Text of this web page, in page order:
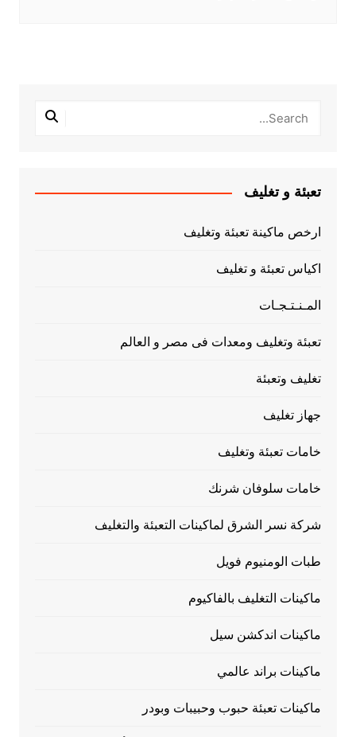
تعبئة و تغليف
ارخص ماكينة تعبئة وتغليف
اكياس تعبئة و تغليف
المـنـتـجـات
تعبئة وتغليف ومعدات فى مصر و العالم
تغليف وتعبئة
جهاز تغليف
خامات تعبئة وتغليف
خامات سلوفان شرنك
شركة نسر الشرق لماكينات التعبئة والتغليف
طبات الومنيوم فويل
ماكينات التغليف بالفاكيوم
ماكينات اندكشن سيل
ماكينات براند عالمي
ماكينات تعبئة حبوب وحبيبات وبودر